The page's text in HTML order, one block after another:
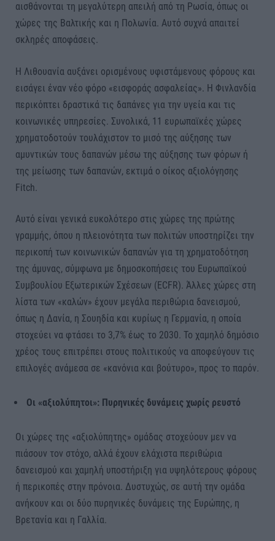
αισθάνονται τη μεγαλύτερη απειλή από τη Ρωσία, όπως οι
χώρες της Βαλτικής και η Πολωνία. Αυτό συχνά απαιτεί
σκληρές αποφάσεις.
Η Λιθουανία αυξάνει ορισμένους υφιστάμενους φόρους και
εισάγει έναν νέο φόρο «εισφοράς ασφαλείας». Η Φινλανδία
περικόπτει δραστικά τις δαπάνες για την υγεία και τις
κοινωνικές υπηρεσίες. Συνολικά, 11 ευρωπαϊκές χώρες
χρηματοδοτούν τουλάχιστον το μισό της αύξησης των
αμυντικών τους δαπανών μέσω της αύξησης των φόρων ή
της μείωσης των δαπανών, εκτιμά ο οίκος αξιολόγησης
Fitch.
Αυτό είναι γενικά ευκολότερο στις χώρες της πρώτης
γραμμής, όπου η πλειονότητα των πολιτών υποστηρίζει την
περικοπή των κοινωνικών δαπανών για τη χρηματοδότηση
της άμυνας, σύμφωνα με δημοσκοπήσεις του Ευρωπαϊκού
Συμβουλίου Εξωτερικών Σχέσεων (ECFR). Άλλες χώρες στη
λίστα των «καλών» έχουν μεγάλα περιθώρια δανεισμού,
όπως η Δανία, η Σουηδία και κυρίως η Γερμανία, η οποία
στοχεύει να φτάσει το 3,7% έως το 2030. Το χαμηλό δημόσιο
χρέος τους επιτρέπει στους πολιτικούς να αποφεύγουν τις
επιλογές ανάμεσα σε «κανόνια και βούτυρο», προς το παρόν.
Οι «αξιολύπητοι»: Πυρηνικές δυνάμεις χωρίς ρευστό
Οι χώρες της «αξιολύπητης» ομάδας στοχεύουν μεν να
πιάσουν τον στόχο, αλλά έχουν ελάχιστα περιθώρια
δανεισμού και χαμηλή υποστήριξη για υψηλότερους φόρους
ή περικοπές στην πρόνοια. Δυστυχώς, σε αυτή την ομάδα
ανήκουν και οι δύο πυρηνικές δυνάμεις της Ευρώπης, η
Βρετανία και η Γαλλία.